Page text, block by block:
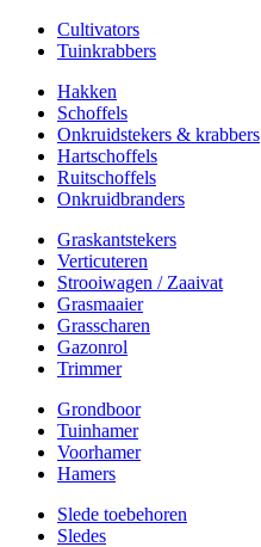
Cultivators
Tuinkrabbers
Hakken
Schoffels
Onkruidstekers & krabbers
Hartschoffels
Ruitschoffels
Onkruidbranders
Graskantstekers
Verticuteren
Strooiwagen / Zaaivat
Grasmaaier
Grasscharen
Gazonrol
Trimmer
Grondboor
Tuinhamer
Voorhamer
Hamers
Slede toebehoren
Sledes